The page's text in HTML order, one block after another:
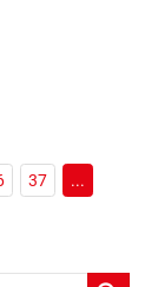
37
...